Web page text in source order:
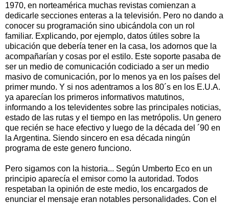
1970, en norteamérica muchas revistas comienzan a
dedicarle secciones enteras a la televisión. Pero no dando a
conocer su programación sino ubicándola con un rol
familiar. Explicando, por ejemplo, datos útiles sobre la
ubicación que debería tener en la casa, los adornos que la
acompañarían y cosas por el estilo. Este soporte pasaba de
ser un medio de comunicación codiciado a ser un medio
masivo de comunicación, por lo menos ya en los países del
primer mundo. Y si nos adentramos a los 80´s en los E.U.A.
ya aparecían los primeros informativos matutinos,
informando a los televidentes sobre las principales noticias,
estado de las rutas y el tiempo en las metrópolis. Un genero
que recién se hace efectivo y luego de la década del ´90 en
la Argentina. Siendo sincero en esa década ningún
programa de este genero funciono.
Pero sigamos con la historia... Según Umberto Eco en un
principio aparecía el emisor como la autoridad. Todos
respetaban la opinión de este medio, los encargados de
enunciar el mensaje eran notables personalidades. Con el